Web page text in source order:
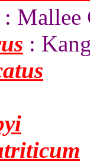
: Mallee
: